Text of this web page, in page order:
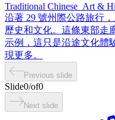
Traditional Chinese_Art &
沿著 29 號州際公路旅行
歷史和文化。這條東部走
示例，這只是沿途文化體
現更多。
Previous slide
Slide0/of0
Next slide